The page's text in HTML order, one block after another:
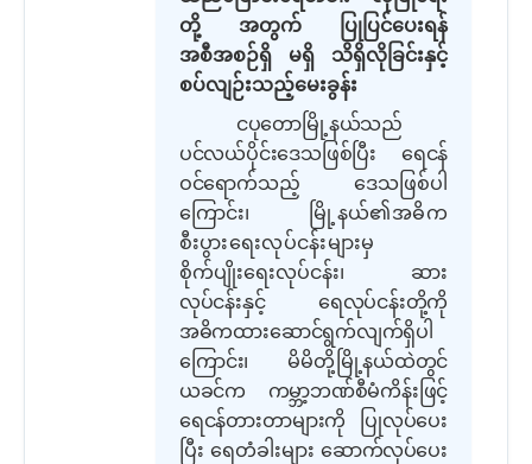
တို့ အတွက် ပြုပြင်ပေးရန်
အစီအစဉ်ရှိ မရှိ သိရှိလိုခြင်းနှင့်
စပ်လျဉ်းသည့်မေးခွန်း
ငပုတောမြို့နယ်သည်
ပင်လယ်ပိုင်းဒေသဖြစ်ပြီး ရေငန်
ဝင်ရောက်သည့် ဒေသဖြစ်ပါ
ကြောင်း၊ မြို့နယ်၏အဓိက
စီးပွားရေးလုပ်ငန်းများမှ
စိုက်ပျိုးရေးလုပ်ငန်း၊ ဆား
လုပ်ငန်းနှင့် ရေလုပ်ငန်းတို့ကို
အဓိကထားဆောင်ရွက်လျက်ရှိပါ
ကြောင်း၊ မိမိတို့မြို့နယ်ထဲတွင်
ယခင်က ကမ္ဘာ့ဘဏ်စီမံကိန်းဖြင့်
ရေငန်တားတာများကို ပြုလုပ်ပေး
ပြီး ရေတံခါးများ ဆောက်လုပ်ပေး